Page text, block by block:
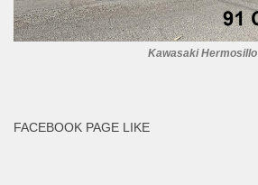
Kawasaki Hermosillo
FACEBOOK PAGE LIKE